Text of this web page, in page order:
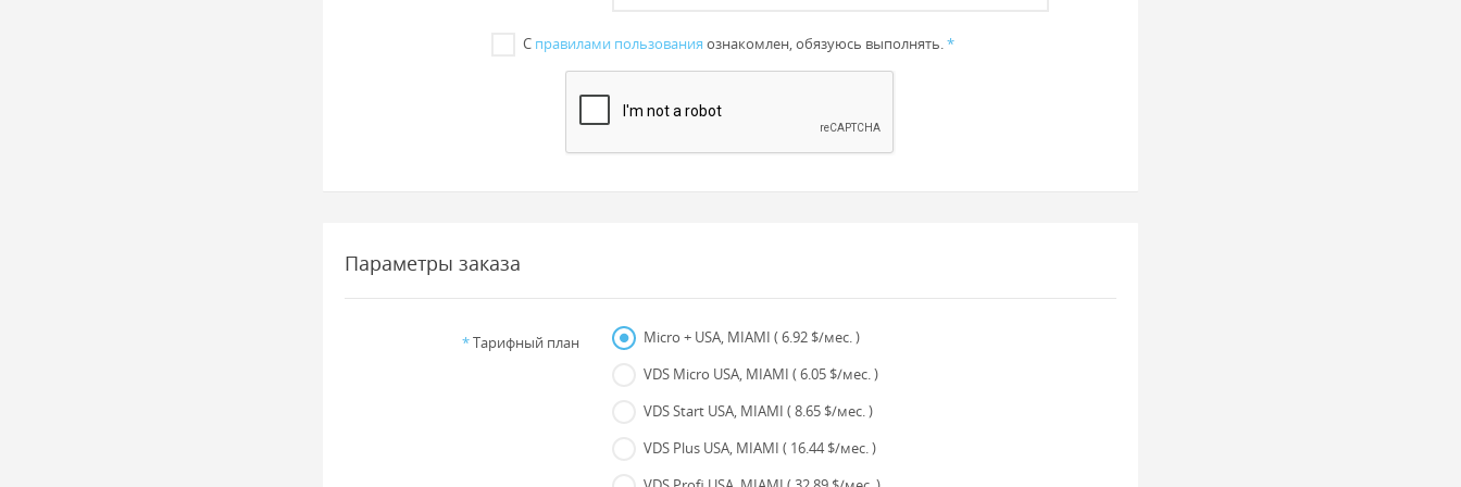
С правилами пользования ознакомлен, обязуюсь выполнять.*
Параметры заказа
*Тарифный план Micro + USA, MIAMI( 6.92 $/мес. )
VDS Micro USA, MIAMI( 6.05 $/мес. )
VDS Start USA, MIAMI( 8.65 $/мес. )
VDS Plus USA, MIAMI( 16.44 $/мес. )